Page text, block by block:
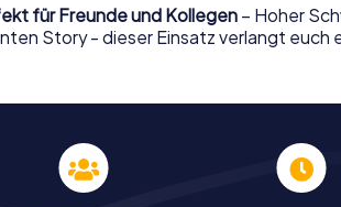
für Freunde und Kollegen – Hoher
Story - dieser Einsatz verlangt euch